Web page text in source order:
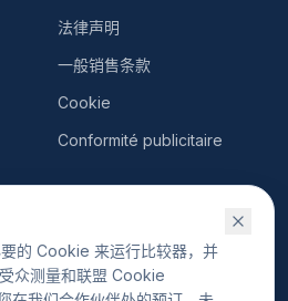
法律声明
一般销售条款
Cookie
Conformité publicitaire
利。
的 Cookie 来运行比较器，并
众测量和联盟 Cookie